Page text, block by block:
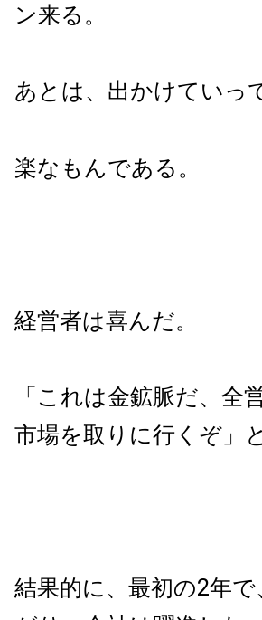
ン来る。
あとは、出かけていっ
楽なもんである。
経営者は喜んだ。
「これは金鉱脈だ、全
市場を取りに行くぞ」と
結果的に、最初の2年